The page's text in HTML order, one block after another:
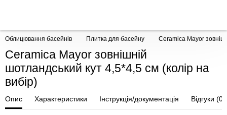
Облицювання басейнів Плитка для басейну Ceramica Mayor
Ceramica Mayor зовнішній
шотландський кут 4,5*4,5 см (колір на
вибір)
Опис Характеристики Інструкція/документація Відгуки (0)